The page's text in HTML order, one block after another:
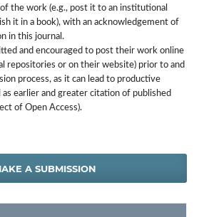
the work (e.g., post it to an institutional
it in a book), with an acknowledgement of
in this journal.
and encouraged to post their work online
repositories or on their website) prior to and
process, as it can lead to productive
as earlier and greater citation of published
of Open Access).
A SUBMISSION